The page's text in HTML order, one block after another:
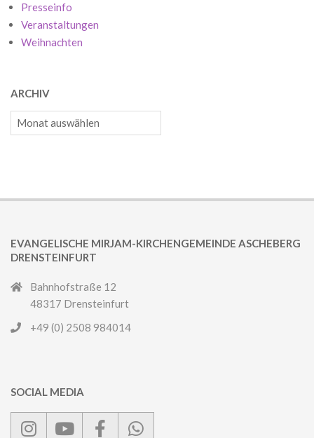
Presseinfo
Veranstaltungen
Weihnachten
ARCHIV
Archiv
EVANGELISCHE MIRJAM-KIRCHENGEMEINDE ASCHEBERG
DRENSTEINFURT
Bahnhofstraße 12
48317 Drensteinfurt
+49 (0) 2508 984014
SOCIAL MEDIA